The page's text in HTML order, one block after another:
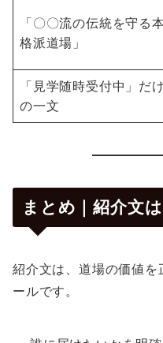
「〇〇流の伝統を守る本
格派道場」
「見学随時受付中」だけ
の一文
まとめ｜紹介文
紹介文は、道場の価値を
ールです。